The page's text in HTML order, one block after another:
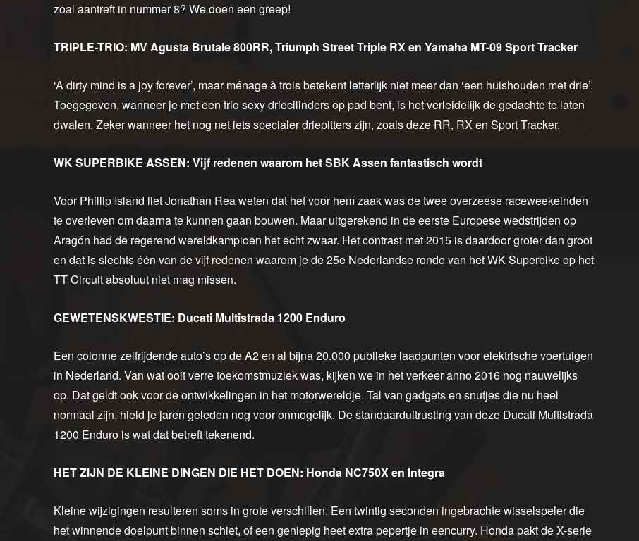
zoal aantreft in nummer 8? We doen een greep!
TRIPLE-TRIO: MV Agusta Brutale 800RR, Triumph Street Triple RX en Yamaha MT-09 Sport Tracker
‘A dirty mind is a joy forever’, maar ménage à trois betekent letterlijk niet meer dan ‘een huishouden met drie’.
Toegegeven, wanneer je met een trio sexy driecilinders op pad bent, is het verleidelijk de gedachte te laten
dwalen. Zeker wanneer het nog net iets specialer driepitters zijn, zoals deze RR, RX en Sport Tracker.
WK SUPERBIKE ASSEN: Vijf redenen waarom het SBK Assen fantastisch wordt
Voor Phillip Island liet Jonathan Rea weten dat het voor hem zaak was de twee overzeese raceweekeinden
te overleven om daarna te kunnen gaan bouwen. Maar uitgerekend in de eerste Europese wedstrijden op
Aragón had de regerend wereldkampioen het echt zwaar. Het contrast met 2015 is daardoor groter dan groot
en dat is slechts één van de vijf redenen waarom je de 25e Nederlandse ronde van het WK Superbike op het
TT Circuit absoluut niet mag missen.
GEWETENSKWESTIE: Ducati Multistrada 1200 Enduro
Een colonne zelfrijdende auto’s op de A2 en al bijna 20.000 publieke laadpunten voor elektrische voertuigen
in Nederland. Van wat ooit verre toekomstmuziek was, kijken we in het verkeer anno 2016 nog nauwelijks
op. Dat geldt ook voor de ontwikkelingen in het motorwereldje. Tal van gadgets en snufjes die nu heel
normaal zijn, hield je jaren geleden nog voor onmogelijk. De standaarduitrusting van deze Ducati Multistrada
1200 Enduro is wat dat betreft tekenend.
HET ZIJN DE KLEINE DINGEN DIE HET DOEN: Honda NC750X en Integra
Kleine wijzigingen resulteren soms in grote verschillen. Een twintig seconden ingebrachte wisselspeler die
het winnende doelpunt binnen schiet, of een geniepig heet extra pepertje in eencurry. Honda pakt de X-serie